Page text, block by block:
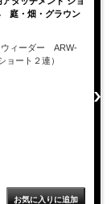
庭・畑・グラウン
ウィーダー ARW-
ョート２連）